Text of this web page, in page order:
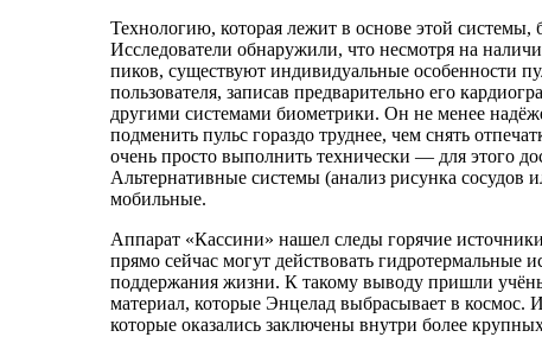
Технологию, которая лежит в основе этой системы,
Исследователи обнаружили, что несмотря на
пиков, существуют индивидуальные особенности
пользователя, записав предварительно его
другими системами биометрики. Он не менее
подменить пульс гораздо труднее, чем снять
очень просто выполнить технически — для этого
Альтернативные системы (анализ рисунка сосудов
мобильные.
Аппарат «Кассини» нашел следы горячие
прямо сейчас могут действовать гидротермальные
поддержания жизни. К такому выводу пришли
материал, которые Энцелад выбрасывает в космос.
которые оказались заключены внутри более